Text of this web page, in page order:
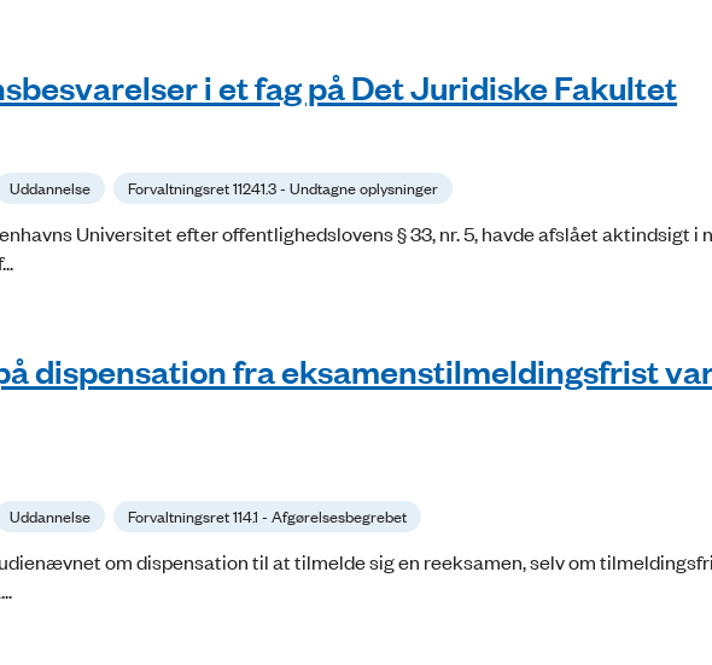
i et fag på Det Juridiske Fakultet
Uddannelse Forvaltningsret 11241.3 - Undtagne oplysninger
Universitet efter offentlighedslovens § 33, nr. 5, havde afslået aktindsigt i
dispensation fra eksamenstilmeldingsfrist
Uddannelse Forvaltningsret 114.1 - Afgørelsesbegrebet
om dispensation til at tilmelde sig en reeksamen, selv om